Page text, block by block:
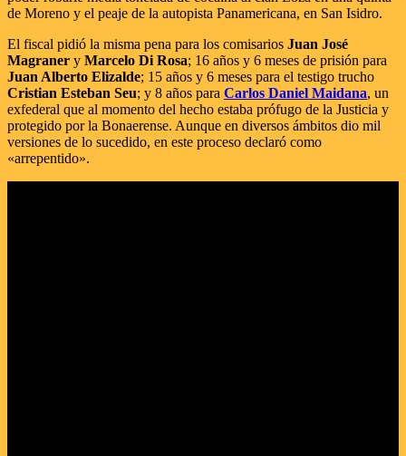
de Moreno y el peaje de la autopista Panamericana, en San Isidro.
El fiscal pidió la misma pena para los comisarios Juan José
Magraner y Marcelo Di Rosa; 16 años y 6 meses de prisión para
Juan Alberto Elizalde; 15 años y 6 meses para el testigo trucho
Cristian Esteban Seu; y 8 años para Carlos Daniel Maidana, un
exfederal que al momento del hecho estaba prófugo de la Justicia y
protegido por la Bonaerense. Aunque en diversos ámbitos dio mil
versiones de lo sucedido, en este proceso declaró como
«arrepentido».